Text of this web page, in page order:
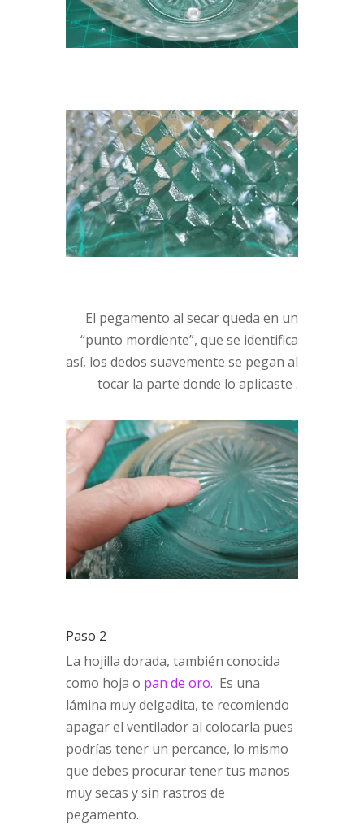
El pegamento al secar queda en un
“punto mordiente”, que se identifica
así, los dedos suavemente se pegan al
tocar la parte donde lo aplicaste .
Paso 2
La hojilla dorada, también conocida
como hoja o pan de oro. Es una
lámina muy delgadita, te recomiendo
apagar el ventilador al colocarla pues
podrías tener un percance, lo mismo
que debes procurar tener tus manos
muy secas y sin rastros de
pegamento.